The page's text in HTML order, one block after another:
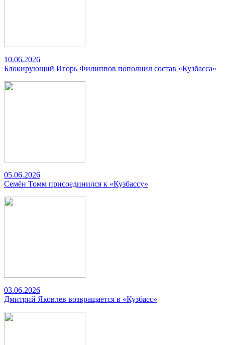
10.06.2026
Блокирующий Игорь Филиппов пополнил состав «Кузбасса»
05.06.2026
Семён Томм присоединился к «Кузбассу»
03.06.2026
Дмитрий Яковлев возвращается в «Кузбасс»